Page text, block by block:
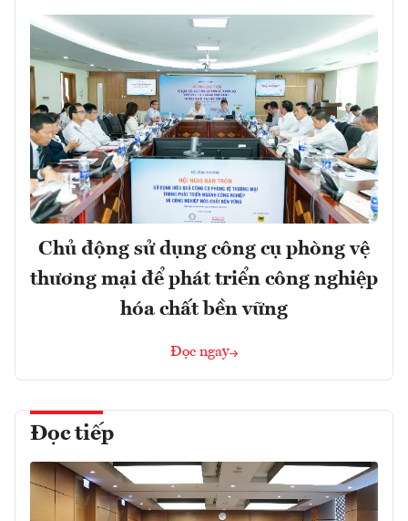
Chủ động sử dụng công cụ phòng vệ
thương mại để phát triển công nghiệp
hóa chất bền vững
Đọc ngay
Đọc tiếp